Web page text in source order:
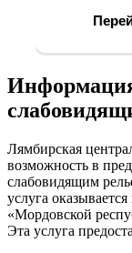
Лямбирская
возможность в
слабовидящим
услуга
«Мордовской
Эта услуга